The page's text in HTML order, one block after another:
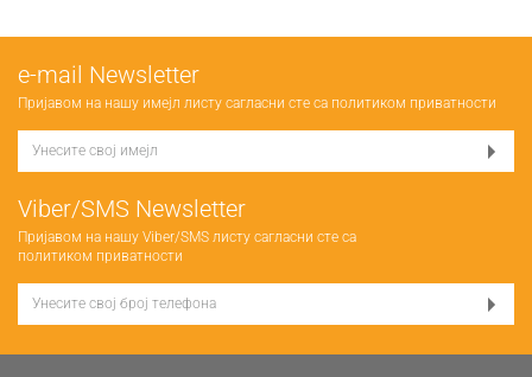
е-mail Newsletter
Пријавом на нашу имејл листу сагласни сте са политиком приватности
Viber/SMS Newsletter
Пријавом на нашу Viber/SMS листу сагласни сте са
политиком приватности